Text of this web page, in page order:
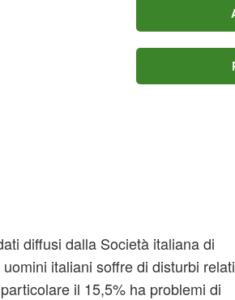
diffusi dalla Società italiana di
italiani soffre di disturbi
il 15,5% ha problemi di